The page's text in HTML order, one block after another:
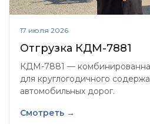
17 июля 2026
Отгрузка КДМ-7881
КДМ-7881 —
для круглогодичного
автомобильных дорог.
Смотреть →